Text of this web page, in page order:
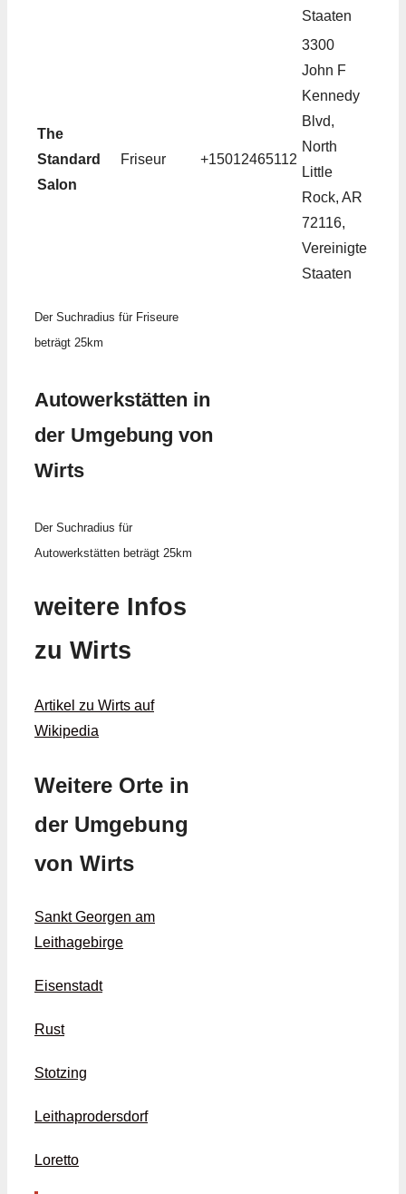
Staaten
The
Standard
Salon
Friseur +15012465112
3300
John F
Kennedy
Blvd,
North
Little
Rock, AR
72116,
Vereinigte
Staaten
Der Suchradius für Friseure
beträgt 25km
Autowerkstätten in
der Umgebung von
Wirts
Der Suchradius für
Autowerkstätten beträgt 25km
weitere Infos
zu Wirts
Artikel zu Wirts auf
Wikipedia
Weitere Orte in
der Umgebung
von Wirts
Sankt Georgen am
Leithagebirge
Eisenstadt
Rust
Stotzing
Leithaprodersdorf
Loretto